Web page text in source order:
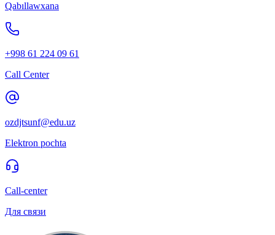
Qabıllawxana
+998 61 224 09 61
Call Center
ozdjtsunf@edu.uz
Elektron pochta
Call-center
Для связи